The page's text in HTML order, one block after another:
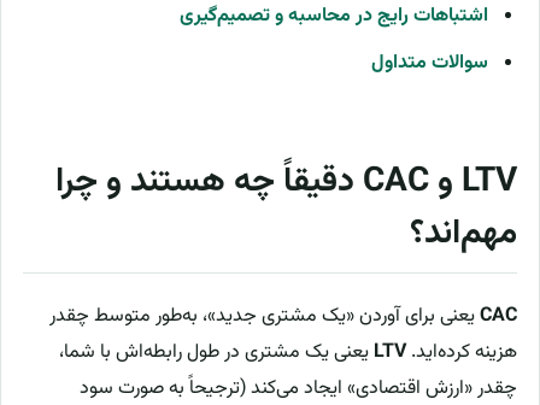
اشتباهات رایج در محاسبه و تصمیم‌گیری
سوالات متداول
LTV و CAC دقیقاً چه هستند و چرا
مهم‌اند؟
CACیعنی برای آوردن «یک مشتری جدید»، به‌طور متوسط چقدر
هزینه کرده‌اید.LTV یعنی یک مشتری در طول رابطه‌اش با شما،
چقدر «ارزش اقتصادی» ایجاد می‌کند (ترجیحاً به صورت سود